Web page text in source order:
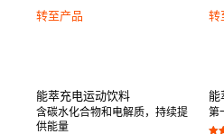
转至产品 转
能萃充电运动饮料
含碳水化合物和电解质，持续提
供能量
能
第